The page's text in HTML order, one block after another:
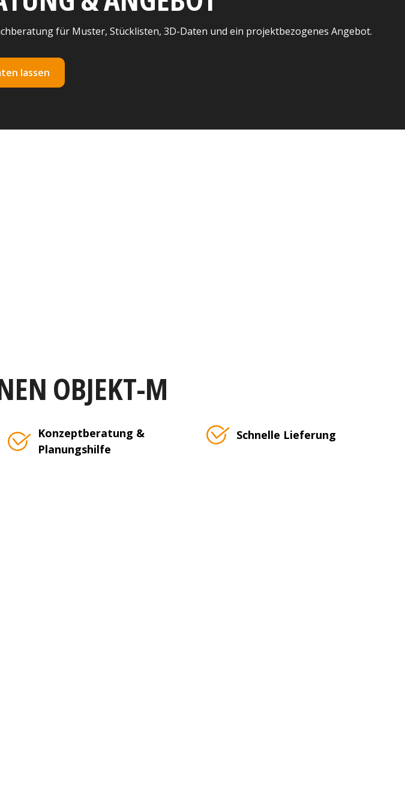
für Muster, Stücklisten, 3D-Daten und ein projektbezogenes Angebot.
lassen
OBJEKT-M
Konzeptberatung &
Planungshilfe
Schnelle Lieferung